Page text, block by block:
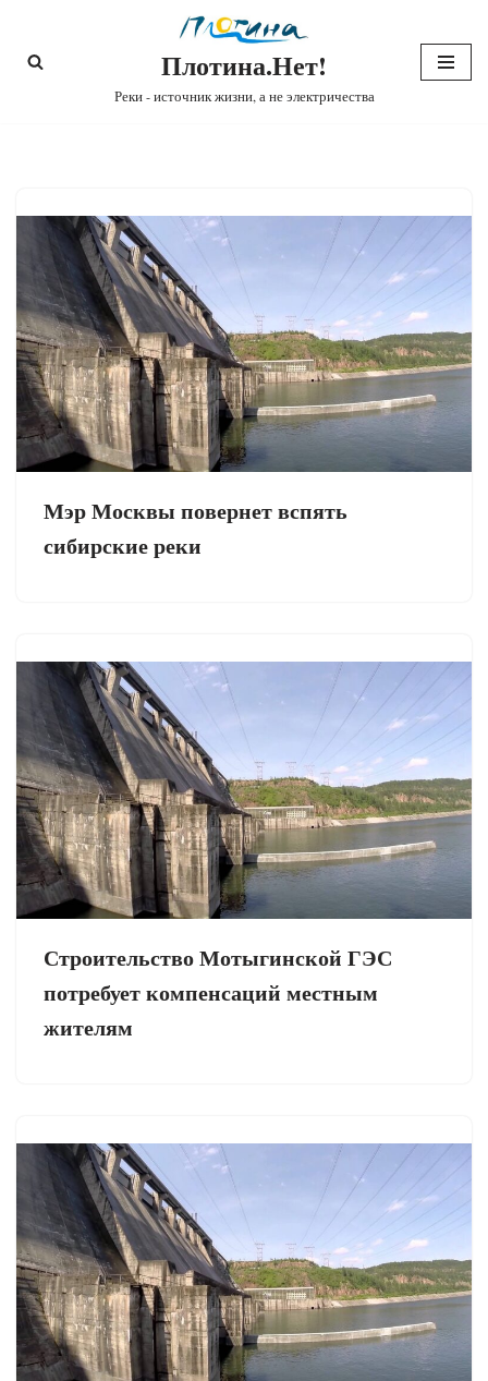
Перейти
Плотина.Нет!
Реки - источник жизни, а не электричества
Мэр Москвы повернет вспять
сибирские реки
Строительство Мотыгинской ГЭС
потребует компенсаций местным
жителям